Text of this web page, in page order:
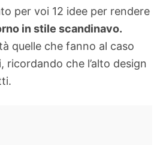
per voi 12 idee per rendere
in stile scandinavo.
quelle che fanno al caso
che l’alto design